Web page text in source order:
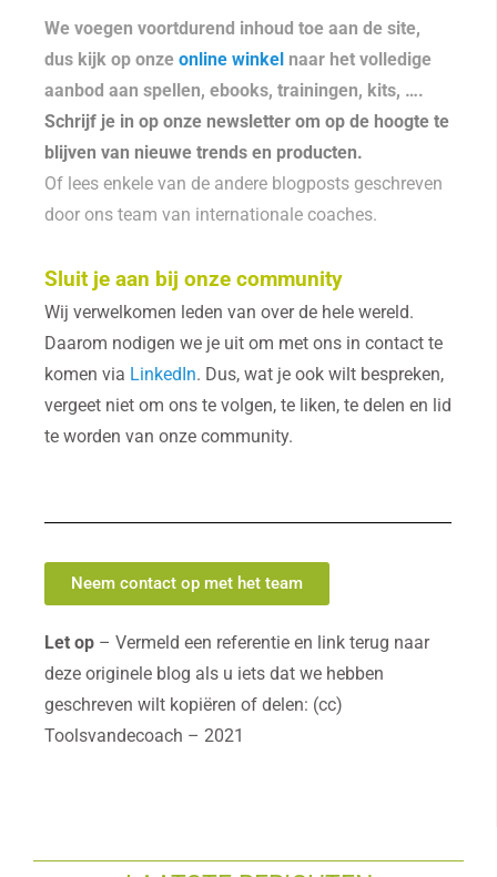
We voegen voortdurend inhoud toe aan de site,
dus kijk op onze online winkel naar het volledige
aanbod aan spellen, ebooks, trainingen, kits, ….
Schrijf je in op onze newsletter om op de hoogte te
blijven van nieuwe trends en producten.
Of lees enkele van de andere blogposts geschreven
door ons team van internationale coaches.
Sluit je aan bij onze community
Wij verwelkomen leden van over de hele wereld.
Daarom nodigen we je uit om met ons in contact te
komen via LinkedIn. Dus, wat je ook wilt bespreken,
vergeet niet om ons te volgen, te liken, te delen en lid
te worden van onze community.
Neem contact op met het team
Let op – Vermeld een referentie en link terug naar
deze originele blog als u iets dat we hebben
geschreven wilt kopiëren of delen: (cc)
Toolsvandecoach – 2021